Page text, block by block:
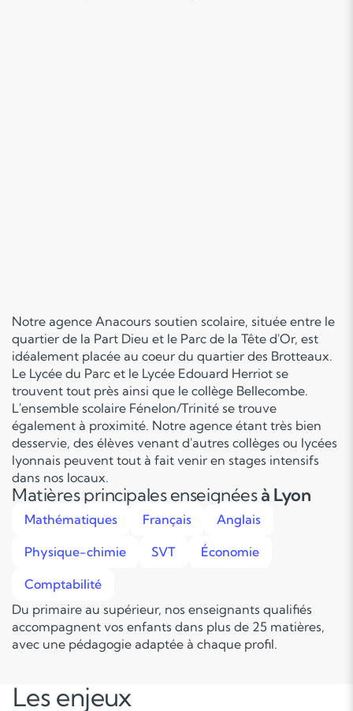
Notre agence Anacours soutien scolaire, située entre le
quartier de la Part Dieu et le Parc de la Tête d'Or, est
idéalement placée au coeur du quartier des Brotteaux.
Le Lycée du Parc et le Lycée Edouard Herriot se
trouvent tout près ainsi que le collège Bellecombe.
L'ensemble scolaire Fénelon/Trinité se trouve
également à proximité. Notre agence étant très bien
desservie, des élèves venant d'autres collèges ou lycées
lyonnais peuvent tout à fait venir en stages intensifs
dans nos locaux.
Matières principales enseignéesà Lyon
Mathématiques Français Anglais
Physique-chimie SVT Économie
Comptabilité
Du primaire au supérieur, nos enseignants qualifiés
accompagnent vos enfants dans plus de 25 matières,
avec une pédagogie adaptée à chaque profil.
Les enjeux